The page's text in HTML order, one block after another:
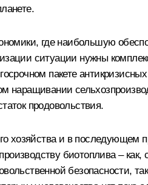
где наибольшую
ситуации нужны
пакете
продовольствия.
хозяйства и в последующем
биотоплива – как,
безопасности,